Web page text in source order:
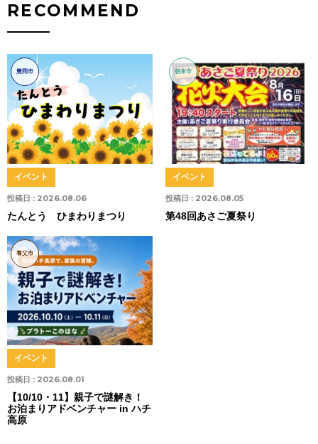
RECOMMEND
豊岡市
投稿日 : 2026.08.06
イベント
たんとう ひまわりまつり
朝来市
投稿日 : 2026.08.05
イベント
第48回あさご夏祭り
養父市
投稿日 : 2026.08.01
イベント
【10/10・11】親子で謎解き！
お泊まりアドベンチャー in ハチ
高原